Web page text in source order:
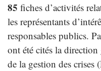
85 fiches d’activités
les représentants
responsables publics.
ont été cités la
de la gestion des crises